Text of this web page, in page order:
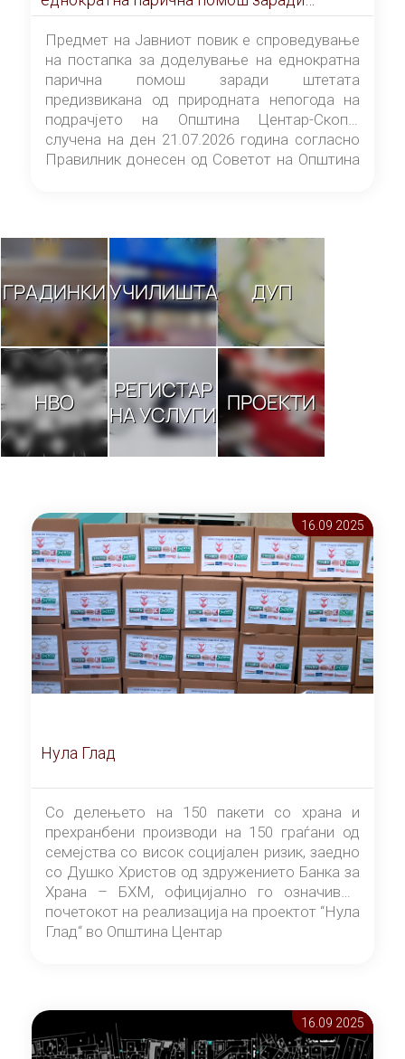
штетата предизвикана од природната
непогода на подрачјето на Општина
Центар-Скопје случена на ден 21.07.2026
година
Предмет на Јавниот повик е спроведување
на постапка за доделување на еднократна
парична помош заради штетата
предизвикана од природната непогода на
подрачјето на Општина Центар-Скопје
случена на ден 21.07.2026 година согласно
Правилник донесен од Советот на Општина
ГРАДИНКИУЧИЛИШТА ДУП
НВО
РЕГИСТАР
НА УСЛУГИ ПРОЕКТИ
16.09 2025
Нула Глад
Со делењето на 150 пакети со храна и
прехранбени производи на 150 граѓани од
семејства со висок социјален ризик, заедно
со Душко Христов од здружението Банка за
Храна – БХМ, официјално го означивме
почетокот на реализација на проектот “Нула
Глад“ во Општина Центар
16.09 2025